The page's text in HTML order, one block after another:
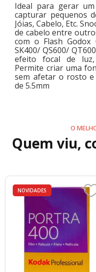
Ideal para gerar
capturar pequenos
Jóias, Cabelo, Etc.
de cabelo entre
com o Flash Godox
SK400/ QS600/
efeito focal de
Permite criar uma
sem afetar o rosto e
de 5.5mm
O
Quem viu,
NOVIDADES